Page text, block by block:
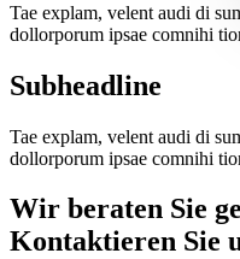
Tae explam, velent audi di
dollorporum ipsae comnihi
Subheadline
Tae explam, velent audi di
dollorporum ipsae comnihi
Wir beraten Sie
Kontaktieren Sie